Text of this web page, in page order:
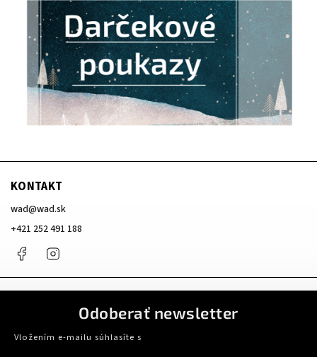
KONTAKT
wad@wad.sk
+421 252 491 188
Facebook
Odoberať newsletter
Vložením e-mailu súhlasíte s